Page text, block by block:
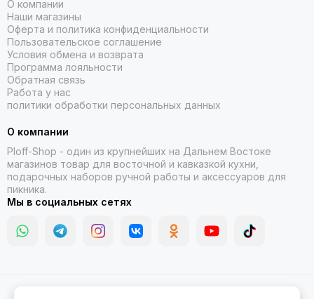
О компании
Наши магазины
Оферта и политика конфиденциальности
Пользовательское соглашение
Условия обмена и возврата
Программа лояльности
Обратная связь
Работа у нас
политики обработки персональных данных
О компании
Ploff-Shop - один из крупнейших на Дальнем Востоке
магазинов товар для восточной и кавказкой кухни,
подарочных наборов ручной работы и аксессуаров для
пикника.
Мы в социальных сетях